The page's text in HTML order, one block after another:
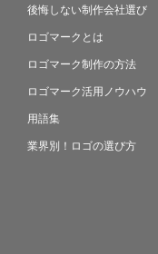
後悔しない制作会社選び
ロゴマークとは
ロゴマーク制作の方法
ロゴマーク活用ノウハウ
用語集
業界別！ロゴの選び方